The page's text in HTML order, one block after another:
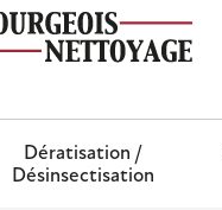
Dératisation /
Désinsectisation